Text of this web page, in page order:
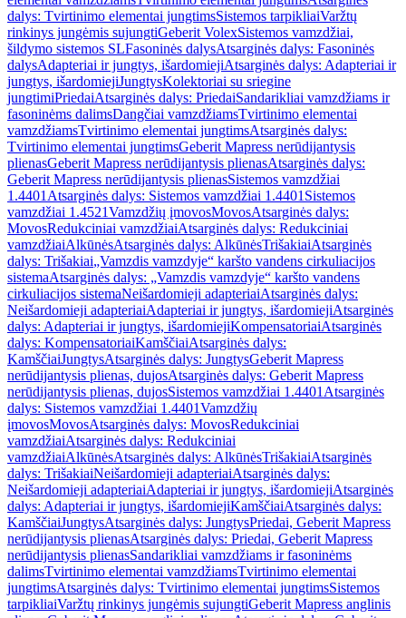
dalys: Tvirtinimo elementai jungtimsSistemos tarpikliaiVaržtų
rinkinys jungėmis sujungtiGeberit VolexSistemos vamzdžiai,
šildymo sistemos SLFasoninės dalysAtsarginės dalys: Fasoninės
dalysAdapteriai ir jungtys, išardomiejiAtsarginės dalys: Adapteriai ir
jungtys, išardomiejiJungtysKolektoriai su sriegine
jungtimiPriedaiAtsarginės dalys: PriedaiSandarikliai vamzdžiams ir
fasoninėms dalimsDangčiai vamzdžiamsTvirtinimo elementai
vamzdžiamsTvirtinimo elementai jungtimsAtsarginės dalys:
Tvirtinimo elementai jungtimsGeberit Mapress nerūdijantysis
plienasGeberit Mapress nerūdijantysis plienasAtsarginės dalys:
Geberit Mapress nerūdijantysis plienasSistemos vamzdžiai
1.4401 Atsarginės dalys: Sistemos vamzdžiai 1.4401 Sistemos
vamzdžiai 1.4521Vamzdžių įmovosMovosAtsarginės dalys:
MovosRedukciniai vamzdžiaiAtsarginės dalys: Redukciniai
vamzdžiaiAlkūnėsAtsarginės dalys: AlkūnėsTrišakiaiAtsarginės
dalys: Trišakiai„Vamzdis vamzdyje“ karšto vandens cirkuliacijos
sistemaAtsarginės dalys: „Vamzdis vamzdyje“ karšto vandens
cirkuliacijos sistemaNeišardomieji adapteriaiAtsarginės dalys:
Neišardomieji adapteriaiAdapteriai ir jungtys, išardomiejiAtsarginės
dalys: Adapteriai ir jungtys, išardomiejiKompensatoriaiAtsarginės
dalys: KompensatoriaiKamščiaiAtsarginės dalys:
KamščiaiJungtysAtsarginės dalys: JungtysGeberit Mapress
nerūdijantysis plienas, dujosAtsarginės dalys: Geberit Mapress
nerūdijantysis plienas, dujosSistemos vamzdžiai 1.4401 Atsarginės
dalys: Sistemos vamzdžiai 1.4401Vamzdžių
įmovosMovosAtsarginės dalys: MovosRedukciniai
vamzdžiaiAtsarginės dalys: Redukciniai
vamzdžiaiAlkūnėsAtsarginės dalys: AlkūnėsTrišakiaiAtsarginės
dalys: TrišakiaiNeišardomieji adapteriaiAtsarginės dalys:
Neišardomieji adapteriaiAdapteriai ir jungtys, išardomiejiAtsarginės
dalys: Adapteriai ir jungtys, išardomiejiKamščiaiAtsarginės dalys:
KamščiaiJungtysAtsarginės dalys: JungtysPriedai, Geberit Mapress
nerūdijantysis plienasAtsarginės dalys: Priedai, Geberit Mapress
nerūdijantysis plienasSandarikliai vamzdžiams ir fasoninėms
dalimsTvirtinimo elementai vamzdžiamsTvirtinimo elementai
jungtimsAtsarginės dalys: Tvirtinimo elementai jungtimsSistemos
tarpikliaiVaržtų rinkinys jungėmis sujungtiGeberit Mapress anglinis